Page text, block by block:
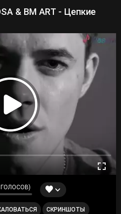
& BM ART - Цепкие
ГОЛОСОВ)
СКРИНШОТЫ